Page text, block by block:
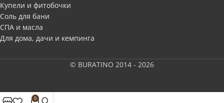
Купели и фитобочки
Соль для бани
СПА и масла
Для дома, дачи и кемпинга
© BURATINO 2014 - 2026
0